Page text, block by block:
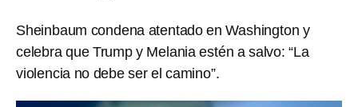
Sheinbaum condena atentado en Washington y
celebra que Trump y Melania estén a salvo: “La
violencia no debe ser el camino”.